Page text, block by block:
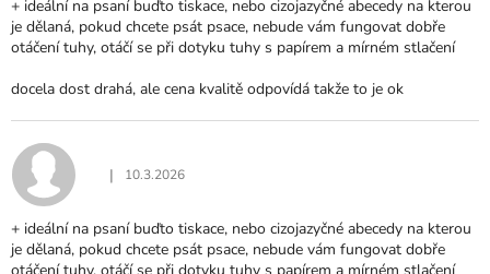
O
D
O
E
N
Í
+ ideální na psaní buďto tiskace, nebo cizojazyčné abecedy na kterou
je dělaná, pokud chcete psát psace, nebude vám fungovat dobře
otáčení tuhy, otáčí se při dotyku tuhy s papírem a mírném stlačení
docela dost drahá, ale cena kvalitě odpovídá takže to je ok
Hodnocení produktu je 5 z 5 hvězdiček.
| 10.3.2026
+ ideální na psaní buďto tiskace, nebo cizojazyčné abecedy na kterou
je dělaná, pokud chcete psát psace, nebude vám fungovat dobře